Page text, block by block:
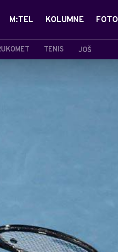
TENIS JOŠ
M:TEL KOLUMNE FOTO